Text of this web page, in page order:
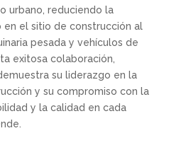
urbano, reduciendo la
el sitio de construcción al
pesada y vehículos de
exitosa colaboración,
su liderazgo en la
y su compromiso con la
y la calidad en cada